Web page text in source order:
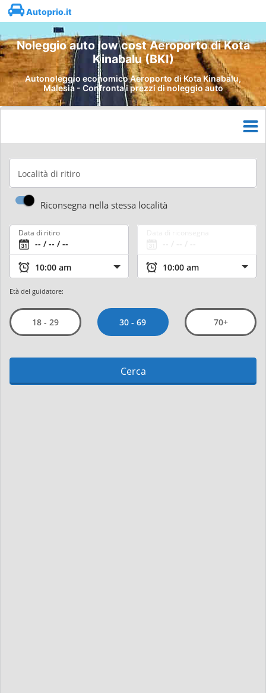
Autoprio.it
Noleggio auto low cost Aeroporto di Kota
Kinabalu (BKI)
Autonoleggio economico Aeroporto di Kota Kinabalu,
Malesia - Confronta i prezzi di noleggio auto
Località di ritiro
Riconsegna nella stessa località
Data di ritiro
Età del guidatore:
18 - 29 30 - 69 70+
Cerca